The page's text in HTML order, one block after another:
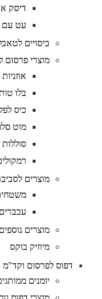
דיסק
עט עם
כיסויים
מוצרי פרסום
בלו
כיס
מוט
מוצרים
מוצרים נוספים
מיוזיק בוקס
דפוס לפרסום וקד"מ
יומנים